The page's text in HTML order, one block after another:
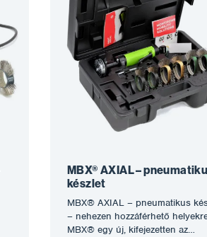
MBX® AXIAL –
készlet
MBX® AXIAL – pneumatikus
– nehezen hozzáférhető
MBX® egy új, kifejezetten az